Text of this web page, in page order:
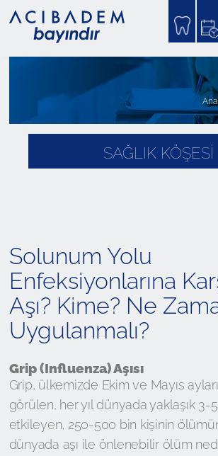
SAĞLIK KÖŞESİ
Solunum Yolu
Enfeksiyonlarına
Aşı? Kime? Ne
Uygulanmalı?
Grip (Influenza) Aşısı
Grip, ülkemizde Ekim ve Mayıs
görülen, her yıl dünyada yaklaşık 3-
etkileyen, 250-500 bin kişinin
dünyada aşı ile önlenebilir ölüm